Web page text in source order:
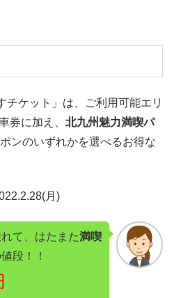
チケット」は、ご利用可能エリ
券に加え、 北九州魅力満喫パ
ンのいずれかを選べるお得な
月)
て、はたまた満喫
段！！